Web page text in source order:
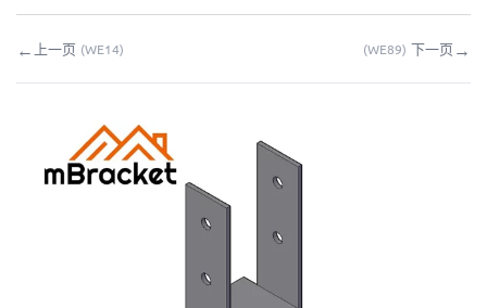
下载
在线询价
我的询价
← 上一页 (WE14) (WE89) 下一页 →